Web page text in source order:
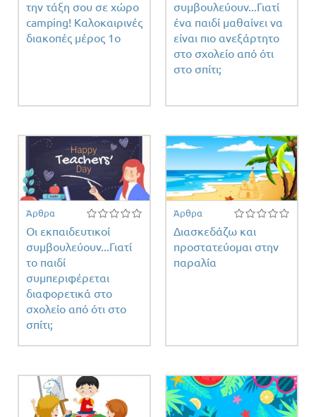
την τάξη σου σε χώρο
camping! Καλοκαιρινές
διακοπές μέρος 1ο
συμβουλεύουν...Γιατί
ένα παιδί μαθαίνει να
είναι πιο ανεξάρτητο
στο σχολείο από ότι
στο σπίτι;
Άρθρα
Οι εκπαιδευτικοί
συμβουλεύουν...Γιατί
το παιδί
συμπεριφέρεται
διαφορετικά στο
σχολείο από ότι στο
σπίτι;
Άρθρα
Διασκεδάζω και
προστατεύομαι στην
παραλία